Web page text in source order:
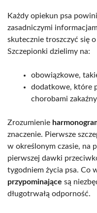
Każdy opiekun psa
zasadniczymi
skutecznie troszczyć się
Szczepionki dzielimy na:
obowiązkowe,
dodatkowe, które
chorobami
Zrozumienie
znaczenie. Pierwsze
w określonym czasie, na
pierwszej dawki
tygodniem życia psa. Co
przypominające są
długotrwałą odporność.